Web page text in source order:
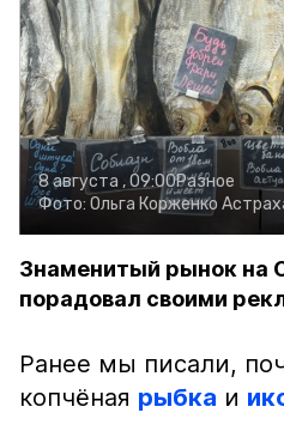
8 августа , 09:00Разное
Фото: Ольга Корженко
Знаменитый рынок на
порадовал своими
Ранее мы писали,
копчёная рыбка и